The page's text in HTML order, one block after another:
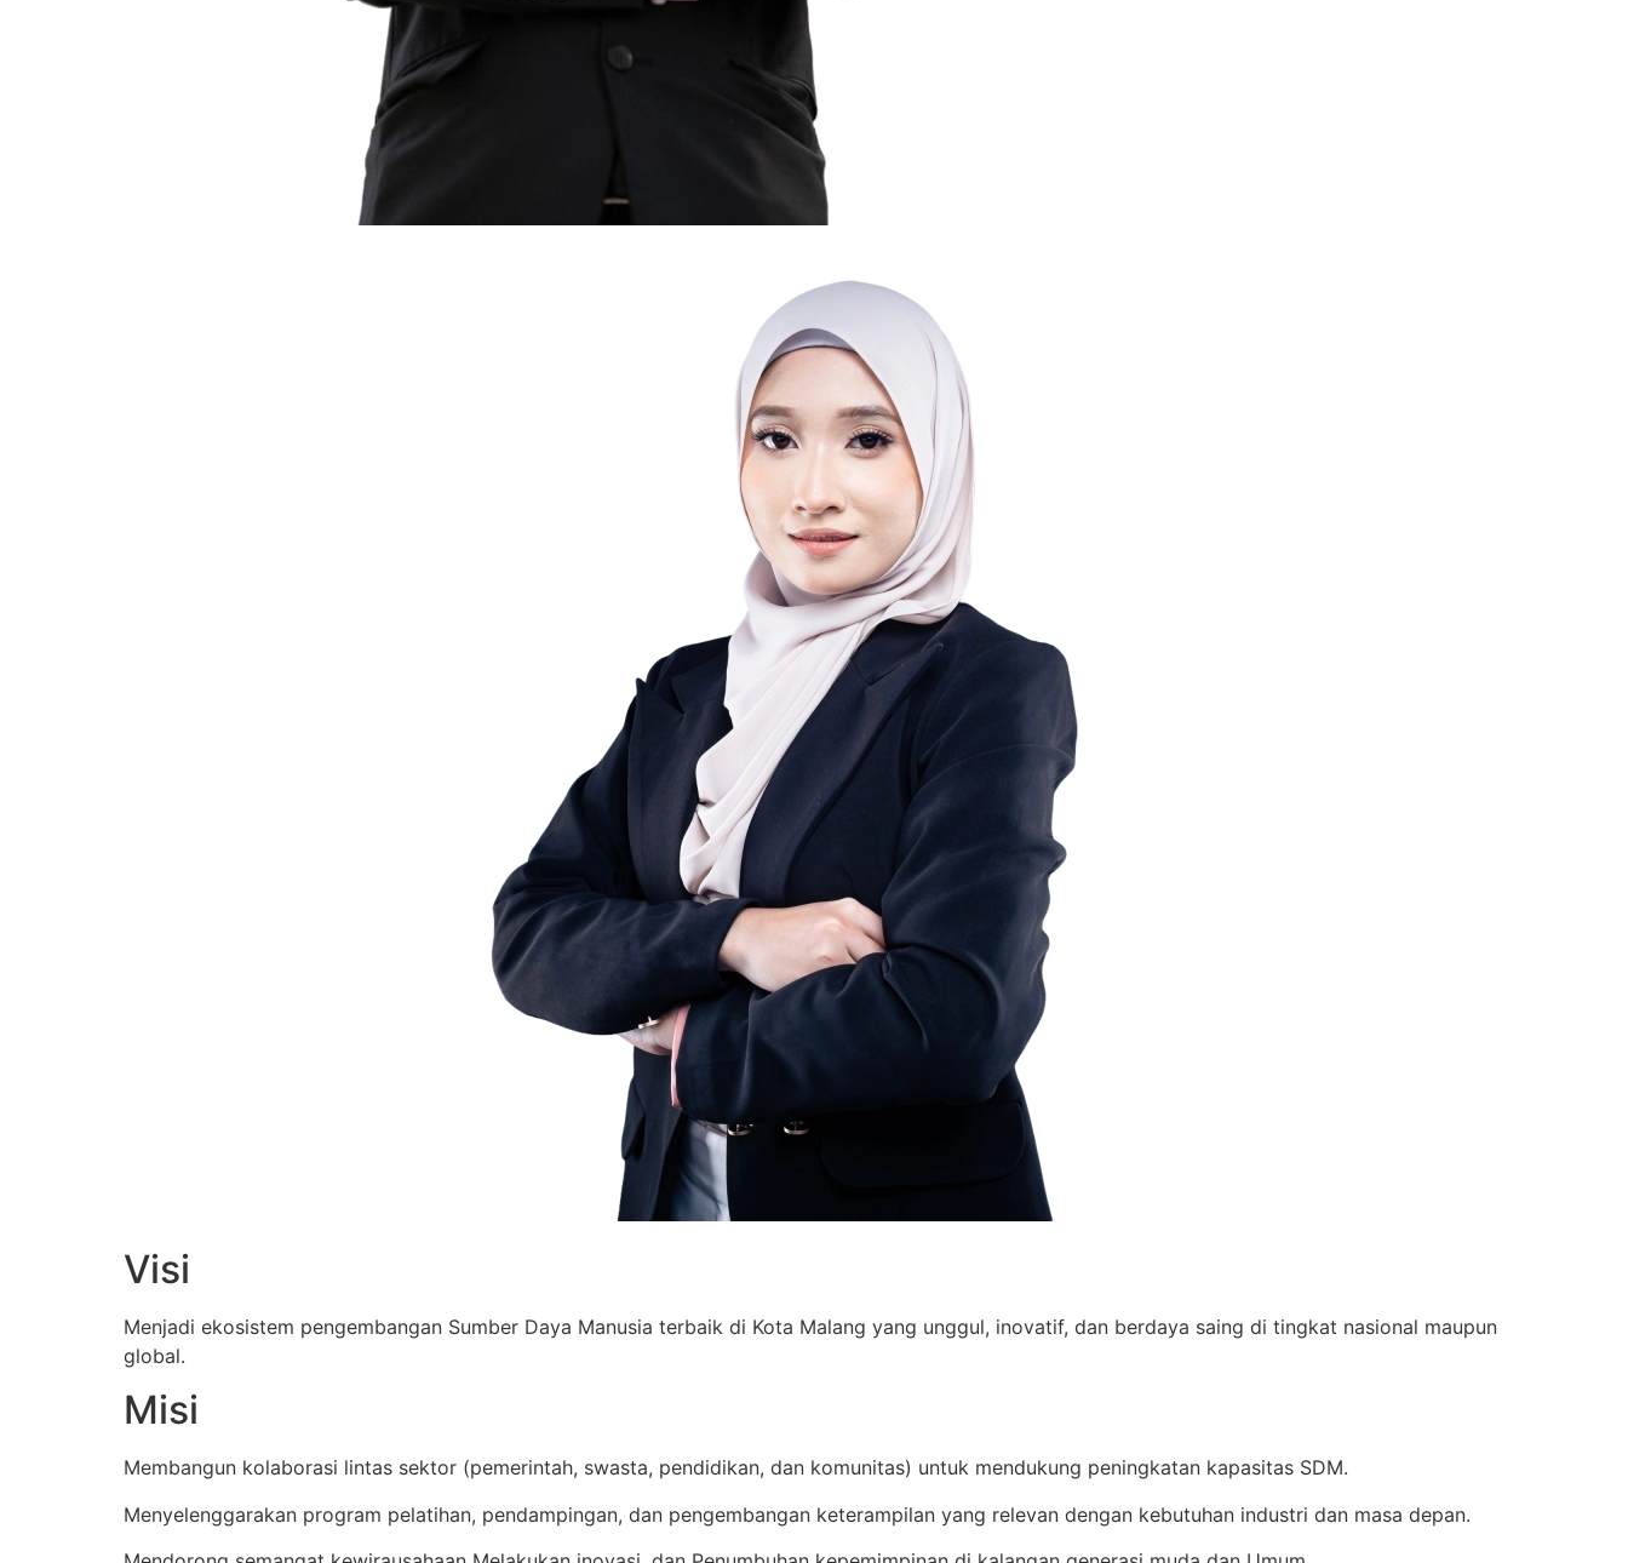
Visi
Menjadi ekosistem pengembangan Sumber Daya Manusia terbaik di Kota Malang yang unggul, inovatif, dan berdaya saing di tingkat nasional maupun
global.
Misi
Membangun kolaborasi lintas sektor (pemerintah, swasta, pendidikan, dan komunitas) untuk mendukung peningkatan kapasitas SDM.
Menyelenggarakan program pelatihan, pendampingan, dan pengembangan keterampilan yang relevan dengan kebutuhan industri dan masa depan.